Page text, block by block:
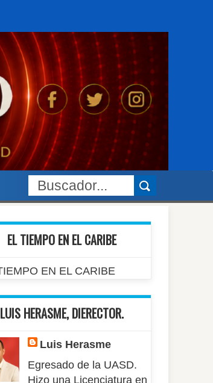
EL TIEMPO EN EL CARIBE
LUIS HERASME, DIERECTOR.
Luis Herasme
Egresado de la UASD.
Hizo una Licenciatura en